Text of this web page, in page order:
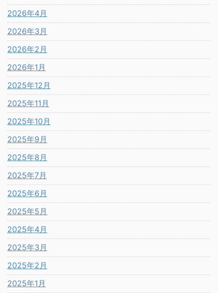
2026年4月
2026年3月
2026年2月
2026年1月
2025年12月
2025年11月
2025年10月
2025年9月
2025年8月
2025年7月
2025年6月
2025年5月
2025年4月
2025年3月
2025年2月
2025年1月